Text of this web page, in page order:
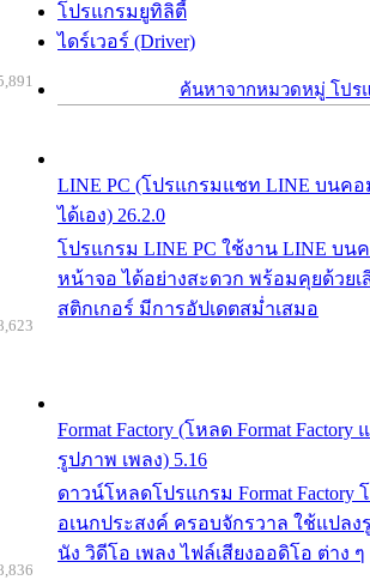
โปรแกรมยูทิลิตี้
ไดร์เวอร์ (Driver)
ค้นหาจากหมวดหมู่ โปร
LINE PC (โปรแกรมแชท LINE บนคอ
ได้เอง) 26.2.0
โปรแกรม LINE PC ใช้งาน LINE บน
หน้าจอ ได้อย่างสะดวก พร้อมคุยด้วยเ
สติกเกอร์ มีการอัปเดตสม่ำเสมอ
Format Factory (โหลด Format
รูปภาพ เพลง) 5.16
ดาวน์โหลดโปรแกรม Format Factory
อเนกประสงค์ ครอบจักรวาล ใช้แปล
นัง วิดีโอ เพลง ไฟล์เสียงออดิโอ ต่าง ๆ